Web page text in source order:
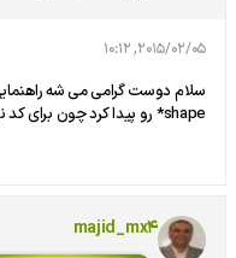
2015/02/05, 10:12
سلام دوست گرامی می شه
shape* رو پیدا کرد چون برای کد نویسی بهش نیاز دارم
majid_mx4